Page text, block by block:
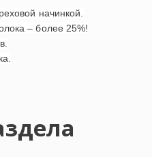
начинкой.
– более 25%!